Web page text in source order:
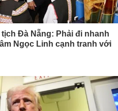
tịch Đà Nẵng: Phải đi nhanh
Ngọc Linh cạnh tranh với